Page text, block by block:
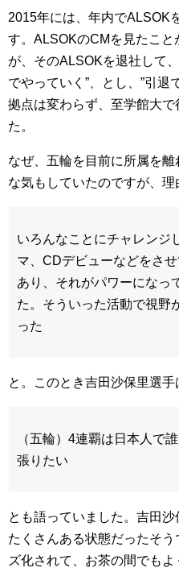
2015年には、年内でALSOK
す。ALSOKのCMを見たこ
が、そのALSOKを退社して
でやっていく”、とし、”引退
拠点は変わらず、至学館大
た。
なぜ、五輪を目前に所属を
な気もしていたのですが、理
いろんなことにチャレンジ
マ、CDデビューなどをさ
あり、それがパワーになっ
た。そういった活動で視野
った
と。このとき吉田沙保里選手
（五輪）4連覇は日本人で
張りたい
とも語っていました。吉田
たくさんある状態だったそ
ズ化されて、お茶の間でも